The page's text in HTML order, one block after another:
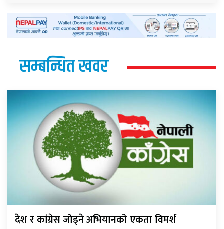
सम्बन्धित खवर
देश र कांग्रेस जोड्ने अभियानको एकता विमर्श